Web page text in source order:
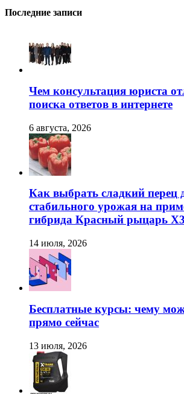
Последние записи
Чем консультация юриста
поиска ответов в интернете
6 августа, 2026
Как выбрать сладкий перец
стабильного урожая на
гибрида Красный рыцарь
14 июля, 2026
Бесплатные курсы: чему
прямо сейчас
13 июля, 2026